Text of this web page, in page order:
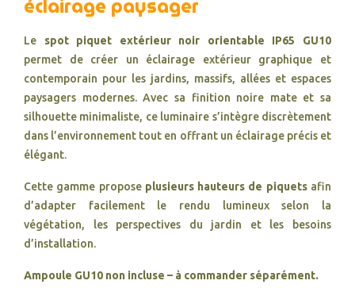
éclairage paysager
Le spot piquet extérieur noir orientable IP65 GU10
permet de créer un éclairage extérieur graphique et
contemporain pour les jardins, massifs, allées et espaces
paysagers modernes. Avec sa finition noire mate et sa
silhouette minimaliste, ce luminaire s’intègre discrètement
dans l’environnement tout en offrant un éclairage précis et
élégant.
Cette gamme propose plusieurs hauteurs de piquetsafin
d’adapter facilement le rendu lumineux selon la
végétation, les perspectives du jardin et les besoins
d’installation.
Ampoule GU10 non incluse – à commander séparément.